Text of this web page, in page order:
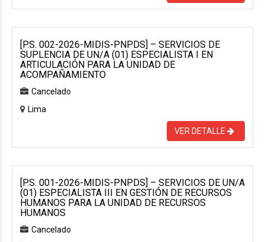
[P.S. 002-2026-MIDIS-PNPDS] – SERVICIOS DE
SUPLENCIA DE UN/A (01) ESPECIALISTA I EN
ARTICULACIÓN PARA LA UNIDAD DE
ACOMPAÑAMIENTO
Cancelado
Lima
VER DETALLE
[P.S. 001-2026-MIDIS-PNPDS] – SERVICIOS DE UN/A
(01) ESPECIALISTA III EN GESTIÓN DE RECURSOS
HUMANOS PARA LA UNIDAD DE RECURSOS
HUMANOS
Cancelado